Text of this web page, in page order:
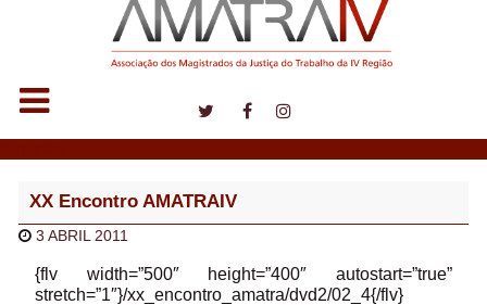
XX Encontro AMATRAIV
3 ABRIL 2011
{flv width=”500″ height=”400″ autostart=”true”
stretch=”1″}/xx_encontro_amatra/dvd2/02_4{/flv}